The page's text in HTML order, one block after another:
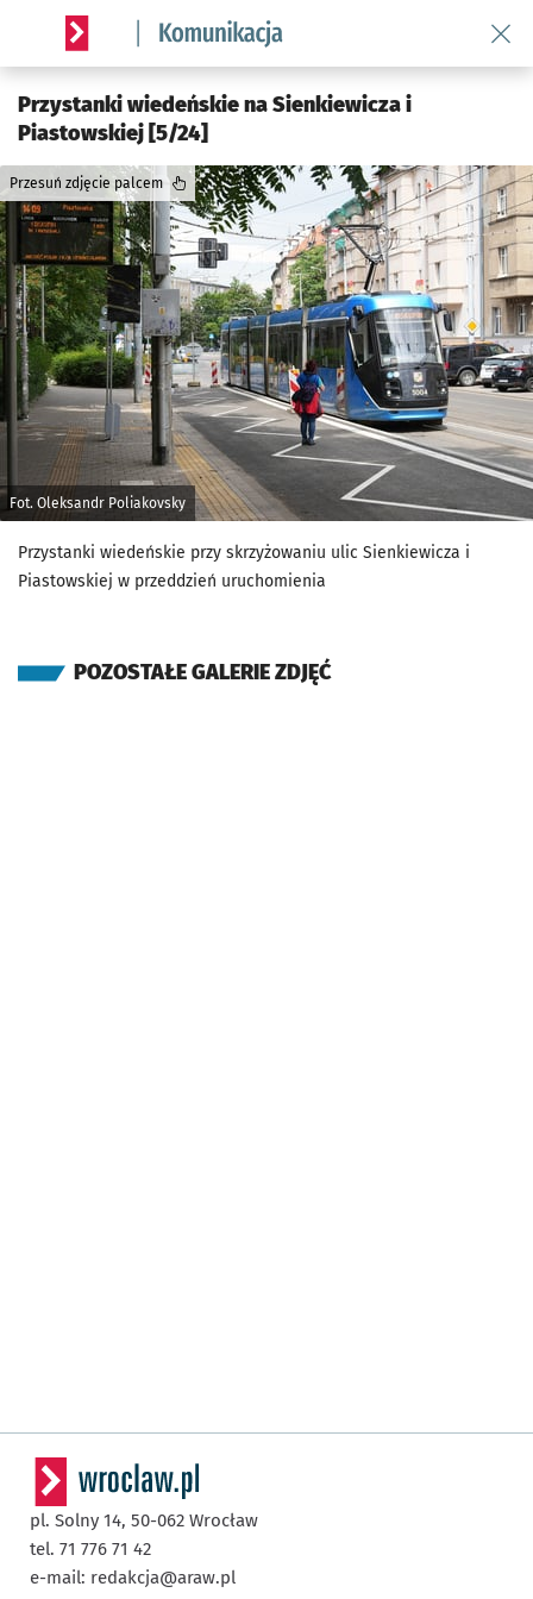
Serwis informacyjny wroclaw.pl podserwis: Komunikacja
Przystanki wiedeńskie na Sienkiewicza i
Piastowskiej [5/24]
Fot. Oleksandr Poliakovsky
Przesuń zdjęcie palcem
Przystanki wiedeńskie przy skrzyżowaniu ulic Sienkiewicza i
Piastowskiej w przeddzień uruchomienia
POZOSTAŁE GALERIE ZDJĘĆ
pl. Solny 14, 50-062 Wrocław
tel. 71 776 71 42
e-mail: redakcja@araw.pl